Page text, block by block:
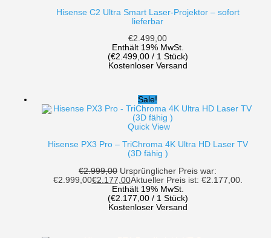
Hisense C2 Ultra Smart Laser-Projektor – sofort
lieferbar
€2.499,00
Enthält 19% MwSt.
(€2.499,00/ 1 Stück)
Kostenloser Versand
Sale!
Quick View
Hisense PX3 Pro – TriChroma 4K Ultra HD Laser TV
(3D fähig )
€2.999,00 Ursprünglicher Preis war:
€2.999,00€2.177,00Aktueller Preis ist: €2.177,00.
Enthält 19% MwSt.
(€2.177,00/ 1 Stück)
Kostenloser Versand